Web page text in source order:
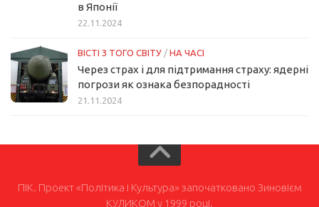
в Японії
22.11.2024
ВІСТІ З ТОГО СВІТУ / НА ЧАСІ
Через страх і для підтримання страху: ядерні
погрози як ознака безпорадності
21.11.2024
ПІК. Проект «Політика і Культура» започатковано Зиновієм
КУЛИКОМ у 1999 році.